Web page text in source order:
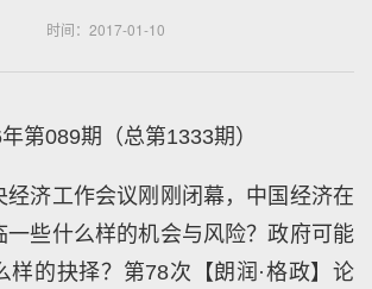
时间：2017-01-10
第089期（总第1333期）
经济工作会议刚刚闭幕，中国经济在
一些什么样的机会与风险？政府可能
样的抉择？第78次【朗润·格政】论